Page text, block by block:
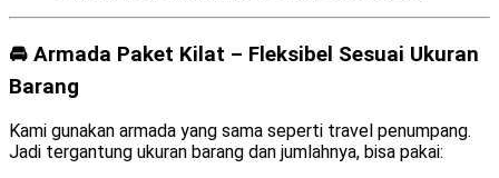
🚘 Armada Paket Kilat – Fleksibel Sesuai Ukuran
Barang
Kami gunakan armada yang sama seperti travel penumpang.
Jadi tergantung ukuran barang dan jumlahnya, bisa pakai: